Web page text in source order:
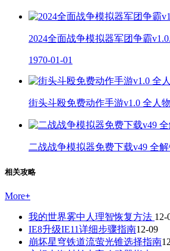
2024全面战争模拟器军团争霸
1970-01-01
街头斗殴免费动作手游v1.0 全人
二战战争模拟器免费下载v49 全解
相关攻略
More+
我的世界雾中人理智恢复方法 12-
IE8升级IE11详细步骤指南12-09
崩坏星穹铁道流萤光锥选择指南